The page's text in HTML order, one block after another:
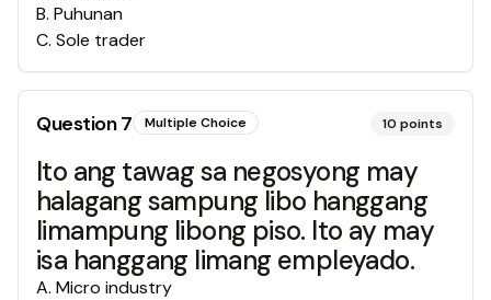
B. Puhunan
C. Sole trader
Question7 Multiple Choice 10 points
Ito ang tawag sa negosyong may
halagang sampung libo hanggang
limampung libong piso. Ito ay may
isa hanggang limang empleyado.
A. Micro industry